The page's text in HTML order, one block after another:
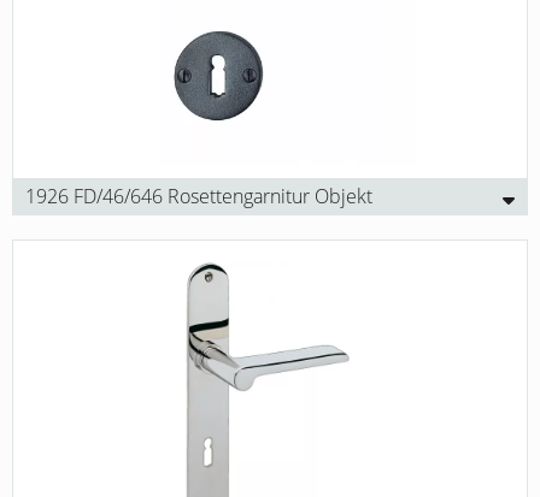
1926 FD/46/646 Rosettengarnitur Objekt